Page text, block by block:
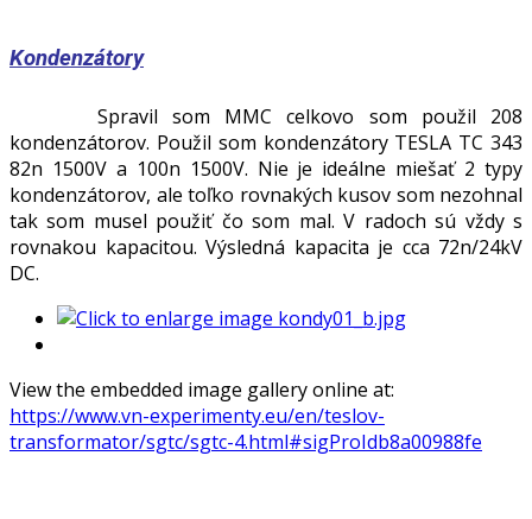
Kondenzátory
Spravil som MMC celkovo som použil 208
kondenzátorov. Použil som kondenzátory TESLA TC 343
82n 1500V a 100n 1500V. Nie je ideálne miešať 2 typy
kondenzátorov, ale toľko rovnakých kusov som nezohnal
tak som musel použiť čo som mal. V radoch sú vždy s
rovnakou kapacitou. Výsledná kapacita je cca 72n/24kV
DC.
View the embedded image gallery online at:
https://www.vn-experimenty.eu/en/teslov-
transformator/sgtc/sgtc-4.html#sigProIdb8a00988fe